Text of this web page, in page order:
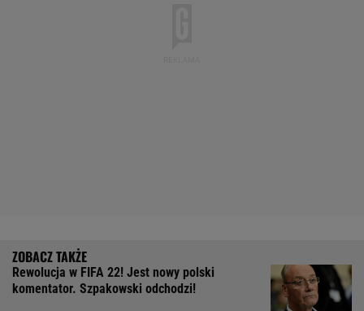
Rewolucja w FIFA 22! Jest nowy polski
komentator. Szpakowski odchodzi!